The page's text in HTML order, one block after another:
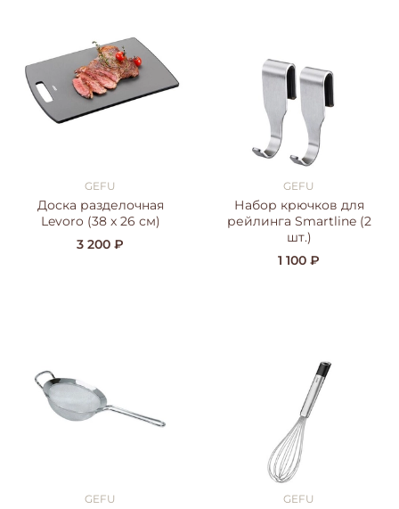
GEFU
Доска разделочная
Levoro (38 x 26 см)
3 200 ₽
GEFU
Набор крючков для
рейлинга Smartline (2
шт.)
1 100 ₽
GEFU GEFU